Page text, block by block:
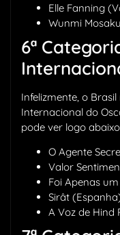
Elle Fanning
Wunmi
6ª
Infelizmente, o
Internacional do
pode ver logo
O Agente
Valor
Foi Apenas
Sirât
A Voz de Hind